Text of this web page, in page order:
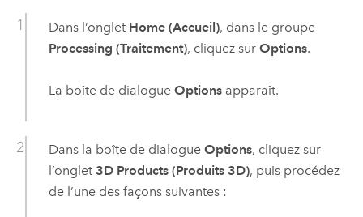
Dans l’onglet Home (Accueil), dans le groupe
Processing (Traitement), cliquez sur Options.
La boîte de dialogue Optionsapparaît.
Dans la boîte de dialogue Options, cliquez sur
l’onglet 3D Products (Produits 3D), puis procédez
de l’une des façons suivantes :